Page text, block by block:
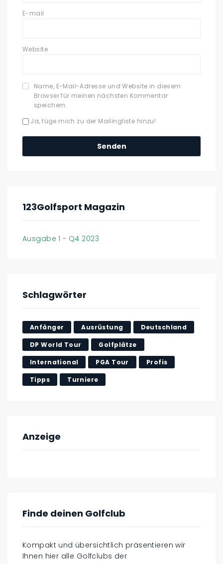
E-mail
Website
Name, E-Mail-Adresse und Website in diesem
Browser für meinen nächsten Kommentar
speichern.
Ja, füge mich zu der Mailingliste hinzu!
123Golfsport Magazin
Ausgabe 1 - Q4 2023
Schlagwörter
Anfänger Ausrüstung Deutschland
DP World Tour Golfplätze
International PGA Tour Profis
Tipps Turniere
Anzeige
Finde deinen Golfclub
Kompakt und übersichtlich präsentieren wir
Ihnen hier alle Golfclubs der